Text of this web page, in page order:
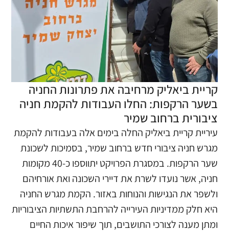
קריית ביאליק מרחיבה את פתרונות החניה
בשער הרקפות: החלו העבודות להקמת חניה
ציבורית ברחוב שמיר
עיריית קריית ביאליק החלה בימים אלה בעבודות להקמת
מגרש חניה ציבורי חדש ברחוב שמיר, בסמיכות לשכונת
שער הרקפות. במסגרת הפרויקט יתווספו כ-40 מקומות
חניה, אשר נועדו לשרת את דיירי השכונה ואת אורחיהם
ולשפר את הנגישות והנוחות באזור. הקמת מגרש החניה
היא חלק ממדיניות העירייה להרחבת התשתיות הציבוריות
ומתן מענה לצורכי התושבים, תוך שיפור איכות החיים